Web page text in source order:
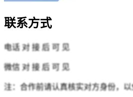
联系方式
电话 对 接 后 可 见
微信 对 接 后 可 见
注：合作前请认真核实对方身份，以